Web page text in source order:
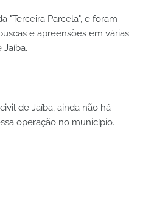
"Terceira Parcela", e foram
e apreensões em várias
Jaíba.
de Jaíba, ainda não há
operação no município.